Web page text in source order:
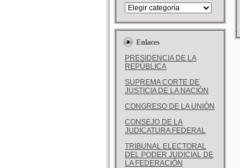
Enlaces
PRESIDENCIA DE LA
REPÚBLICA
SUPREMA CORTE DE
JUSTICIA DE LA NACIÓN
CONGRESO DE LA UNIÓN
CONSEJO DE LA
JUDICATURA FEDERAL
TRIBUNAL ELECTORAL
DEL PODER JUDICIAL DE
LA FEDERACIÓN